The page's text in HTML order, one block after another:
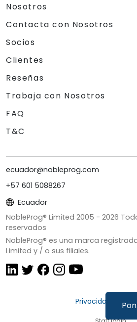
Nosotros
Contacta con Nosotros
Socios
Clientes
Reseñas
Trabaja con Nosotros
FAQ
T&C
ecuador@nobleprog.com
+57 601 5088267
Ecuador
NobleProg® Limited 2005 - 2026
reservados
NobleProg® es una marca
Limited y / o sus filiales.
Privacidad y